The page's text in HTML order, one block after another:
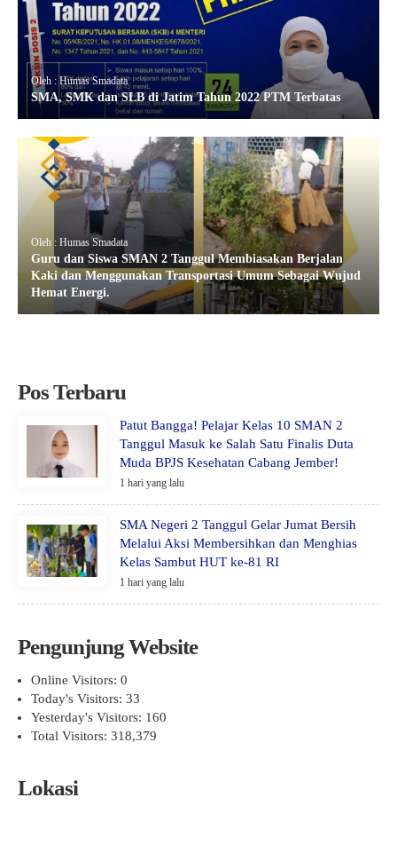
Oleh : Humas Smadata
SMA, SMK dan SLB di Jatim Tahun 2022 PTM Terbatas
Oleh : Humas Smadata
Guru dan Siswa SMAN 2 Tanggul Membiasakan Berjalan
Kaki dan Menggunakan Transportasi Umum Sebagai Wujud
Hemat Energi.
Pos Terbaru
Patut Bangga! Pelajar Kelas 10 SMAN 2
Tanggul Masuk ke Salah Satu Finalis Duta
Muda BPJS Kesehatan Cabang Jember!
1 hari yang lalu
SMA Negeri 2 Tanggul Gelar Jumat Bersih
Melalui Aksi Membersihkan dan Menghias
Kelas Sambut HUT ke-81 RI
1 hari yang lalu
Pengunjung Website
Online Visitors: 0
Today's Visitors: 33
Yesterday's Visitors: 160
Total Visitors: 318,379
Lokasi